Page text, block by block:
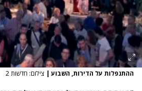
ההתנפלות על הדירות, השבוע | צילום: חדשות 2